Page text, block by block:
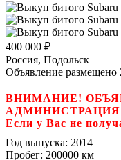
400 000 ₽
Россия, Подольск
Объявление размещено
ВНИМАНИЕ!
Если у Вас не
Год выпуска: 2014
Пробег: 200000 км